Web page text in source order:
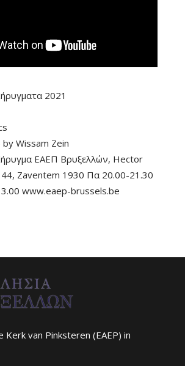
2021
by Wissam Zein
ΕΑΕΠ Βρυξελλών, Hector
Zaventem 1930 Πα 20.00-21.30
www.eaep-brussels.be
Kerk van Pinksteren (EAEP) in